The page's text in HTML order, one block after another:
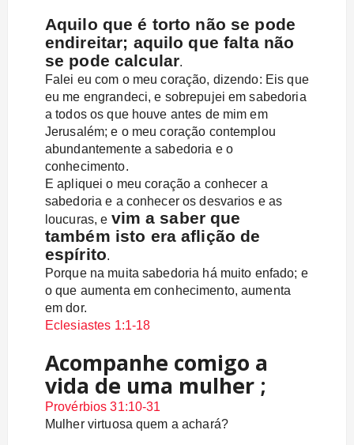
Aquilo que é torto não se pode
endireitar; aquilo que falta não
se pode calcular.
Falei eu com o meu coração, dizendo: Eis que
eu me engrandeci, e sobrepujei em sabedoria
a todos os que houve antes de mim em
Jerusalém; e o meu coração contemplou
abundantemente a sabedoria e o
conhecimento.
E apliquei o meu coração a conhecer a
sabedoria e a conhecer os desvarios e as
loucuras, e vim a saber que
também isto era aflição de
espírito.
Porque na muita sabedoria há muito enfado; e
o que aumenta em conhecimento, aumenta
em dor.
Eclesiastes 1:1-18
Acompanhe comigo a
vida de uma mulher ;
Provérbios 31:10-31
Mulher virtuosa quem a achará?